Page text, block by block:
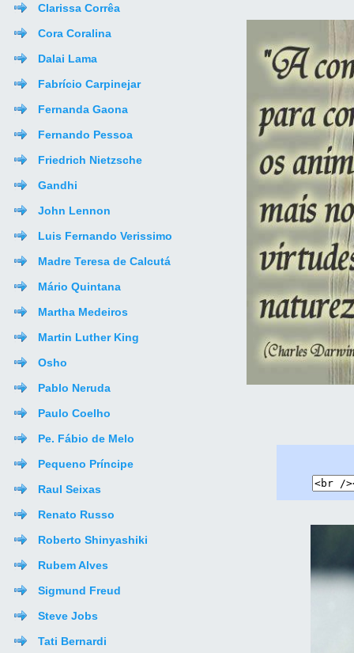
Clarissa Corrêa
Cora Coralina
Dalai Lama
Fabrício Carpinejar
Fernanda Gaona
Fernando Pessoa
Friedrich Nietzsche
Gandhi
John Lennon
Luis Fernando Verissimo
Madre Teresa de Calcutá
Mário Quintana
Martha Medeiros
Martin Luther King
Osho
Pablo Neruda
Paulo Coelho
Pe. Fábio de Melo
Pequeno Príncipe
Raul Seixas
Renato Russo
Roberto Shinyashiki
Rubem Alves
Sigmund Freud
Steve Jobs
Tati Bernardi